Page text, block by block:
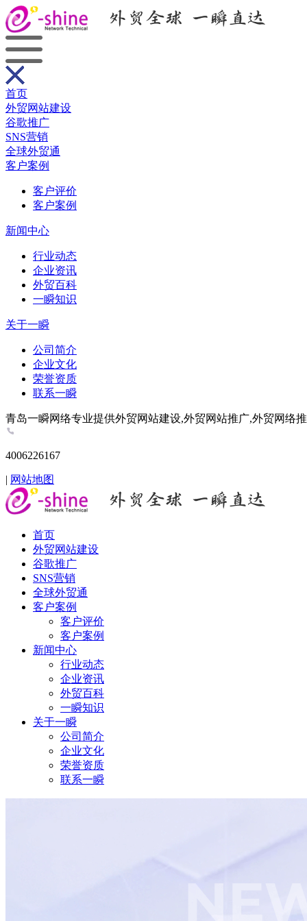
首页
外贸网站建设
谷歌推广
SNS营销
全球外贸通
客户案例
客户评价
客户案例
新闻中心
行业动态
企业资讯
外贸百科
一瞬知识
关于一瞬
公司简介
企业文化
荣誉资质
联系一瞬
青岛一瞬网络专业提供外贸网站建设,外贸网站推广,外贸网络
4006226167
| 网站地图
首页
外贸网站建设
谷歌推广
SNS营销
全球外贸通
客户案例
客户评价
客户案例
新闻中心
行业动态
企业资讯
外贸百科
一瞬知识
关于一瞬
公司简介
企业文化
荣誉资质
联系一瞬